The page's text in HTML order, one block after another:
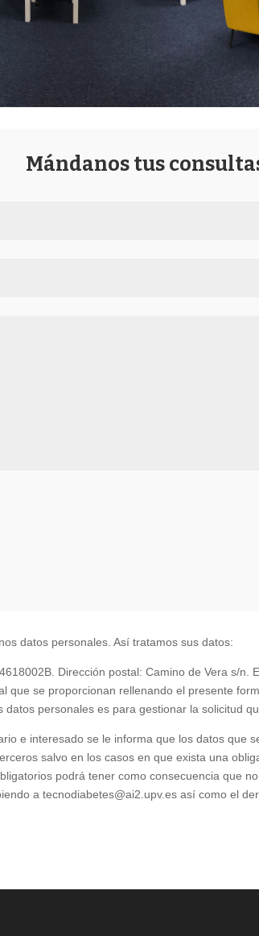
Mándanos tus
datos personales. Así tratamos sus datos:
Dirección postal: Camino de Vera s/n.
que se proporcionan rellenando el presente
personales es para gestionar la solicitud
e interesado se le informa que los datos que
salvo en los casos en que exista una
podrá tener como consecuencia que
a tecnodiabetes@ai2.upv.es así como el